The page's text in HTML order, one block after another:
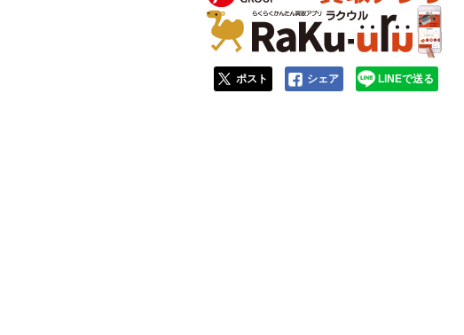
ポスト シェア LINEで送る